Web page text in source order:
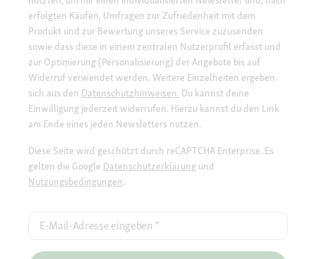
erfolgten Käufen, Umfragen zur Zufriedenheit mit dem
Produkt und zur Bewertung unseres Service zuzusenden
sowie dass diese in einem zentralen Nutzerprofil erfasst und
zur Optimierung (Personalisierung) der Angebote bis auf
Widerruf verwendet werden. Weitere Einzelheiten ergeben
sich aus den Datenschutzhinweisen. Du kannst deine
Einwilligung jederzeit widerrufen. Hierzu kannst du den Link
am Ende eines jeden Newsletters nutzen.
Diese Seite wird geschützt durch reCAPTCHA Enterprise. Es
gelten die Google Datenschutzerklärung und
Nutzungsbedingungen.
E-Mail-Adresse eingeben *